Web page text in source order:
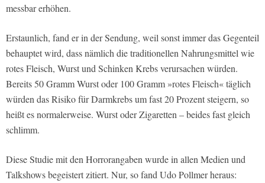
messbar erhöhen.
Erstaunlich, fand er in der Sendung, weil sonst immer das Gegenteil
behauptet wird, dass nämlich die traditionellen Nahrungsmittel wie
rotes Fleisch, Wurst und Schinken Krebs verursachen würden.
Bereits 50 Gramm Wurst oder 100 Gramm »rotes Fleisch« täglich
würden das Risiko für Darmkrebs um fast 20 Prozent steigern, so
heißt es normalerweise. Wurst oder Zigaretten – beides fast gleich
schlimm.
Diese Studie mit den Horrorangaben wurde in allen Medien und
Talkshows begeistert zitiert. Nur, so fand Udo Pollmer heraus: